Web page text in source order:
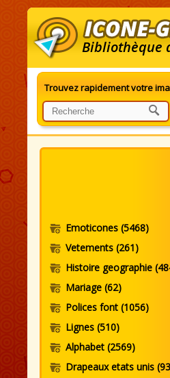
Bibliothèque
Trouvez rapidement votre
Emoticones (5468)
Vetements (261)
Histoire geographie
Mariage (62)
Polices font (1056)
Lignes (510)
Alphabet (2569)
Drapeaux etats unis